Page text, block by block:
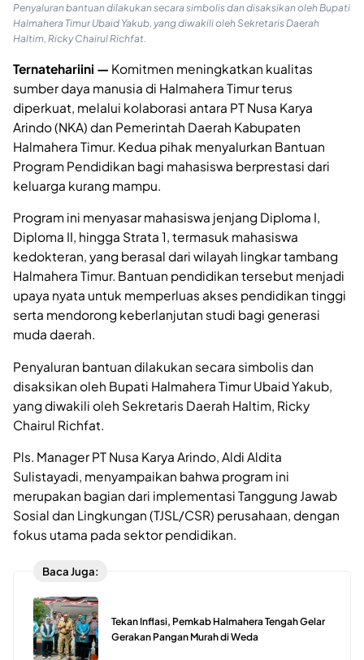
Penyaluran bantuan dilakukan secara simbolis dan disaksikan oleh Bupati
Halmahera Timur Ubaid Yakub, yang diwakili oleh Sekretaris Daerah
Haltim, Ricky Chairul Richfat.
Ternatehariini — Komitmen meningkatkan kualitas
sumber daya manusia di Halmahera Timur terus
diperkuat, melalui kolaborasi antara PT Nusa Karya
Arindo (NKA) dan Pemerintah Daerah Kabupaten
Halmahera Timur. Kedua pihak menyalurkan Bantuan
Program Pendidikan bagi mahasiswa berprestasi dari
keluarga kurang mampu.
Program ini menyasar mahasiswa jenjang Diploma I,
Diploma II, hingga Strata 1, termasuk mahasiswa
kedokteran, yang berasal dari wilayah lingkar tambang
Halmahera Timur. Bantuan pendidikan tersebut menjadi
upaya nyata untuk memperluas akses pendidikan tinggi
serta mendorong keberlanjutan studi bagi generasi
muda daerah.
Penyaluran bantuan dilakukan secara simbolis dan
disaksikan oleh Bupati Halmahera Timur Ubaid Yakub,
yang diwakili oleh Sekretaris Daerah Haltim, Ricky
Chairul Richfat.
Pls. Manager PT Nusa Karya Arindo, Aldi Aldita
Sulistayadi, menyampaikan bahwa program ini
merupakan bagian dari implementasi Tanggung Jawab
Sosial dan Lingkungan (TJSL/CSR) perusahaan, dengan
fokus utama pada sektor pendidikan.
Baca Juga:
Tekan Inflasi, Pemkab Halmahera Tengah Gelar
Gerakan Pangan Murah di Weda